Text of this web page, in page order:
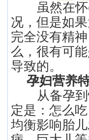
虽然在
况，但是如
完全没有精
么，很有可
导致的。
孕妇营养
从备孕
定是：怎么
均衡影响胎